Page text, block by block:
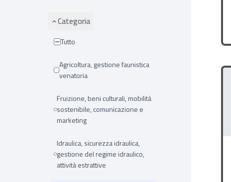
Categoria
Tutto
Agricoltura, gestione faunistica
venatoria
Fruizione, beni culturali, mobilità
sostenibile, comunicazione e
marketing
Idraulica, sicurezza idraulica,
gestione del regime idraulico,
attività estrattive